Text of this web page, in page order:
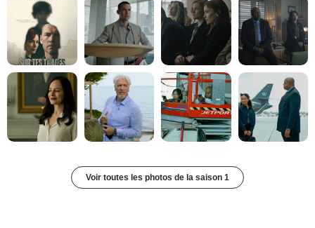
Voir toutes les photos de la saison 1